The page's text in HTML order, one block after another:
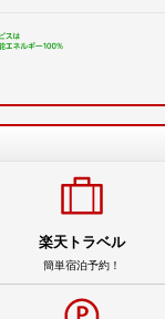
楽天トラベル
簡単宿泊予約！